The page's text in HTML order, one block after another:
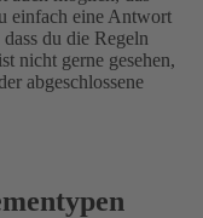
einfach eine Antwort
du die Regeln
nicht gerne gesehen,
abgeschlossene